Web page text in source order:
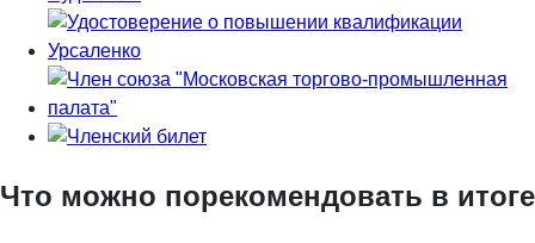
Что можно порекомендовать в итоге